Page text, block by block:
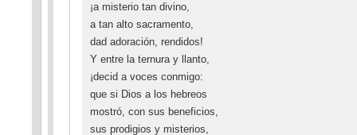
¡a misterio tan divino,
a tan alto sacramento,
dad adoración, rendidos!
Y entre la ternura y llanto,
¡decid a voces conmigo:
que si Dios a los hebreos
mostró, con sus beneficios,
sus prodigios y misterios,